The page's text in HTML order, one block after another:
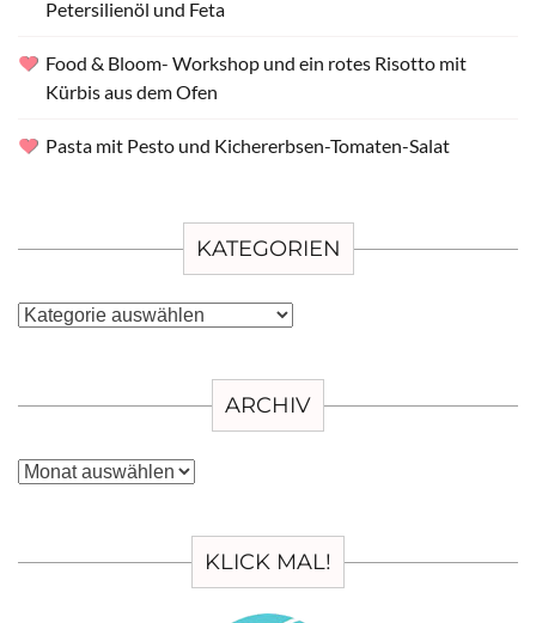
Petersilienöl und Feta
Food & Bloom- Workshop und ein rotes Risotto mit
Kürbis aus dem Ofen
Pasta mit Pesto und Kichererbsen-Tomaten-Salat
KATEGORIEN
Kategorien
ARCHIV
Archiv
KLICK MAL!